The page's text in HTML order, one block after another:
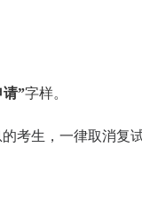
请”字样。
考生，一律取消复